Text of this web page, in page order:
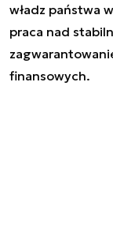
władz państwa
praca nad
finansowych.